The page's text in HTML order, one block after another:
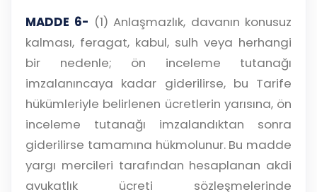
MADDE 6- (1) Anlaşmazlık, davanın konusuz
kalması, feragat, kabul, sulh veya herhangi
bir nedenle; ön inceleme tutanağı
imzalanıncaya kadar giderilirse, bu Tarife
hükümleriyle belirlenen ücretlerin yarısına, ön
inceleme tutanağı imzalandıktan sonra
giderilirse tamamına hükmolunur. Bu madde
yargı mercileri tarafından hesaplanan akdi
avukatlık ücreti sözleşmelerinde